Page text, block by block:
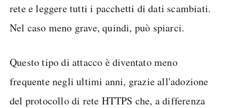
rete e leggere tutti i pacchetti di dati scambiati.
Nel caso meno grave, quindi, può spiarci.
Questo tipo di attacco è diventato meno
frequente negli ultimi anni, grazie all'adozione
del protocollo di rete HTTPS che, a differenza